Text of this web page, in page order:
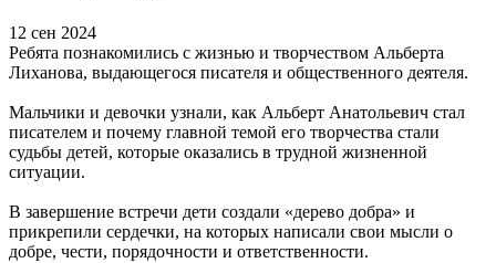
12 сен 2024
Ребята познакомились с жизнью и творчеством Альберта
Лиханова, выдающегося писателя и общественного деятеля.
Мальчики и девочки узнали, как Альберт Анатольевич стал
писателем и почему главной темой его творчества стали
судьбы детей, которые оказались в трудной жизненной
ситуации.
В завершение встречи дети создали «дерево добра» и
прикрепили сердечки, на которых написали свои мысли о
добре, чести, порядочности и ответственности.